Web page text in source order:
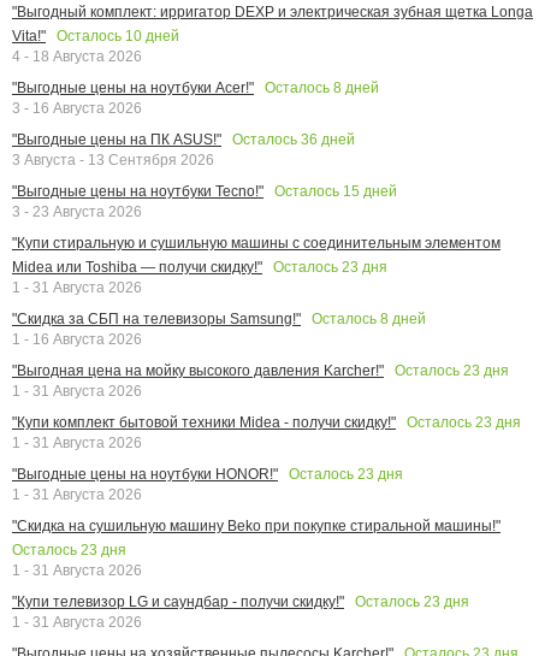
"Выгодный комплект: ирригатор DEXP и электрическая зубная щетка Longa
Vita!"
Осталось 10 дней
4 - 18 Августа 2026
"Выгодные цены на ноутбуки Acer!"
Осталось 8 дней
3 - 16 Августа 2026
"Выгодные цены на ПК ASUS!"
Осталось 36 дней
3 Августа - 13 Сентября 2026
"Выгодные цены на ноутбуки Tecno!"
Осталось 15 дней
3 - 23 Августа 2026
"Купи стиральную и сушильную машины с соединительным элементом
Midea или Toshiba — получи скидку!"
Осталось 23 дня
1 - 31 Августа 2026
"Скидка за СБП на телевизоры Samsung!"
Осталось 8 дней
1 - 16 Августа 2026
"Выгодная цена на мойку высокого давления Karcher!"
Осталось 23 дня
1 - 31 Августа 2026
"Купи комплект бытовой техники Midea - получи скидку!"
Осталось 23 дня
1 - 31 Августа 2026
"Выгодные цены на ноутбуки HONOR!"
Осталось 23 дня
1 - 31 Августа 2026
"Скидка на сушильную машину Beko при покупке стиральной машины!"
Осталось 23 дня
1 - 31 Августа 2026
"Купи телевизор LG и саундбар - получи скидку!"
Осталось 23 дня
1 - 31 Августа 2026